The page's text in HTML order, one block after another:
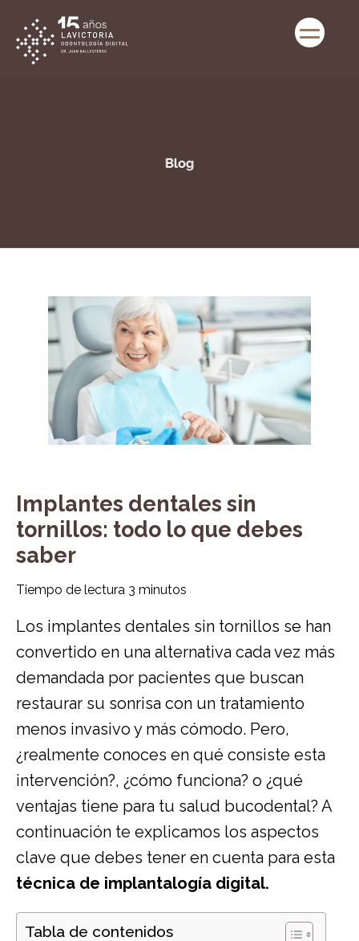
Implantes dentales sin
tornillos: todo lo que debes
saber
Tiempo de lectura 3 minutos
Los implantes dentales sin tornillos se han
convertido en una alternativa cada vez más
demandada por pacientes que buscan
restaurar su sonrisa con un tratamiento
menos invasivo y más cómodo. Pero,
¿realmente conoces en qué consiste esta
intervención?, ¿cómo funciona? o ¿qué
ventajas tiene para tu salud bucodental? A
continuación te explicamos los aspectos
clave que debes tener en cuenta para esta
técnica de implantalogía digital.
Tabla de contenidos